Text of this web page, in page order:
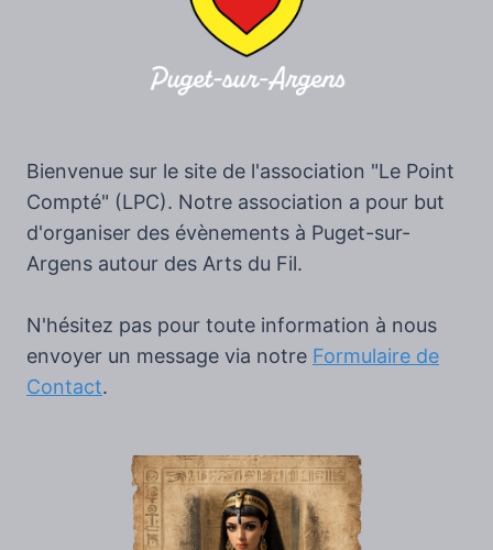
Bienvenue sur le site de l'association "Le Point
Compté" (LPC). Notre association a pour but
d'organiser des évènements à Puget-sur-
Argens autour des Arts du Fil.
N'hésitez pas pour toute information à nous
envoyer un message via notre Formulaire de
Contact.